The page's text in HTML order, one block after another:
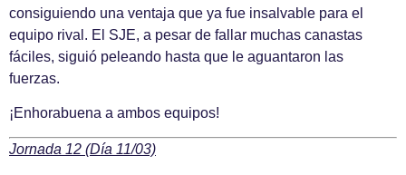
consiguiendo una ventaja que ya fue insalvable para el
equipo rival. El SJE, a pesar de fallar muchas canastas
fáciles, siguió peleando hasta que le aguantaron las
fuerzas.
¡Enhorabuena a ambos equipos!
Jornada 12 (Día 11/03)